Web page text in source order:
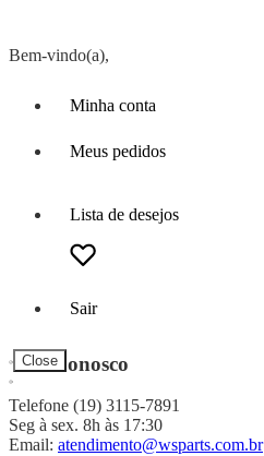
Bem-vindo(a),
Minha conta
Meus pedidos
Lista de desejos
Sair
Close
Fale Conosco
Telefone (19) 3115-7891
Seg à sex. 8h às 17:30
Email: atendimento@wsparts.com.br